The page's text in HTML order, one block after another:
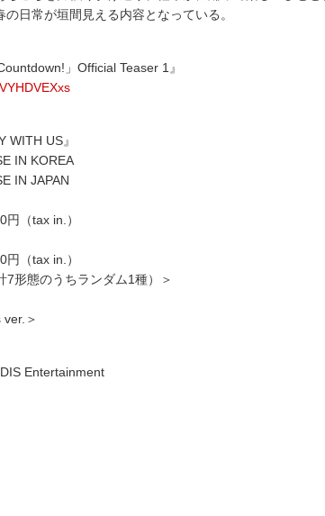
日常が垣間見える内容となっている。
」Official Teaser 1』
WITH US』
IN KOREA
IN JAPAN
（tax in.）
（tax in.）
7形態のうちランダム1種）＞
＞
Entertainment